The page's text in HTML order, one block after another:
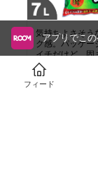
気持ちよさそう
ク感。パッケー
イチだけど、固
と消臭がいい感
￥830
0
アプリでこ
フィード